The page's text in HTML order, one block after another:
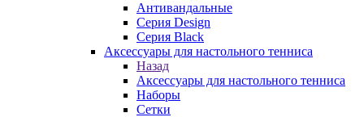
Антивандальные
Серия Design
Серия Black
Аксессуары для настольного тенниса
Назад
Аксессуары для настольного тенниса
Наборы
Сетки